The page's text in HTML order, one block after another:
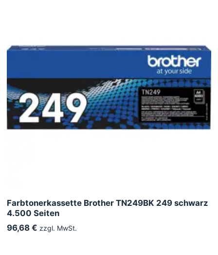
Farbtonerkassette Brother TN249BK 249 schwarz
4.500 Seiten
96,68 € zzgl. MwSt.